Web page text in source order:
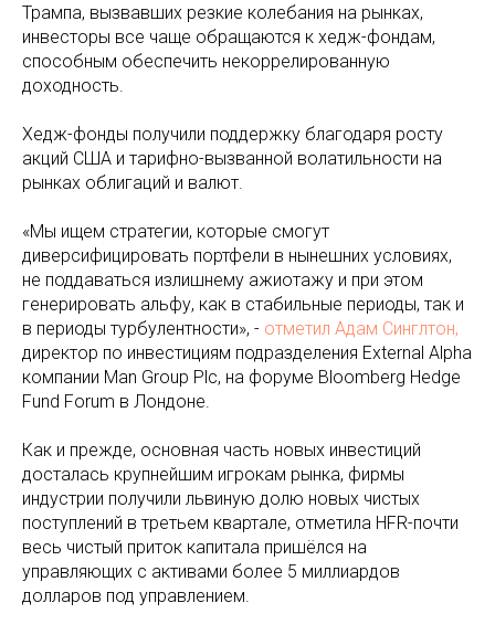
Трампа, вызвавших резкие колебания на рынках,
инвесторы все чаще обращаются к хедж-фондам,
способным обеспечить некоррелированную
доходность.
Хедж-фонды получили поддержку благодаря росту
акций США и тарифно-вызванной волатильности на
рынках облигаций и валют.
«Мы ищем стратегии, которые смогут
диверсифицировать портфели в нынешних условиях,
не поддаваться излишнему ажиотажу и при этом
генерировать альфу, как в стабильные периоды, так и
в периоды турбулентности», - отметил Адам Синглтон,
директор по инвестициям подразделения External Alpha
компании Man Group Plc, на форуме Bloomberg Hedge
Fund Forum в Лондоне.
Как и прежде, основная часть новых инвестиций
досталась крупнейшим игрокам рынка, фирмы
индустрии получили львиную долю новых чистых
поступлений в третьем квартале, отметила HFR-почти
весь чистый приток капитала пришёлся на
управляющих с активами более 5 миллиардов
долларов под управлением.